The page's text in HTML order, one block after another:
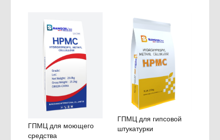
ГПМЦ для моющего
средства
ГПМЦ для гипсовой
штукатурки